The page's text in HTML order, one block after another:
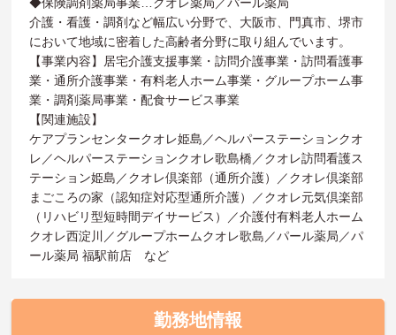
◆保険調剤薬局事業…クオレ薬局／パール薬局
介護・看護・調剤など幅広い分野で、大阪市、門真市、堺市
において地域に密着した高齢者分野に取り組んでいます。
【事業内容】居宅介護支援事業・訪問介護事業・訪問看護事
業・通所介護事業・有料老人ホーム事業・グループホーム事
業・調剤薬局事業・配食サービス事業
【関連施設】
ケアプランセンタークオレ姫島／ヘルパーステーションクオ
レ／ヘルパーステーションクオレ歌島橋／クオレ訪問看護ス
テーション姫島／クオレ倶楽部（通所介護）／クオレ倶楽部
まごころの家（認知症対応型通所介護）／クオレ元気倶楽部
（リハビリ型短時間デイサービス）／介護付有料老人ホーム
クオレ西淀川／グループホームクオレ歌島／パール薬局／パ
ール薬局 福駅前店 など
勤務地情報